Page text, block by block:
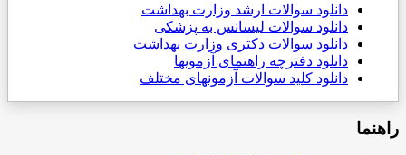
دانلود سوالات ارشد وزارت بهداشت
دانلود سوالات لیسانس به پزشکی
دانلود سوالات دکتری وزارت بهداشت
دانلود دفترچه راهنمای آزمونها
دانلود کلید سوالات آزمونهای مختلف
راهنما